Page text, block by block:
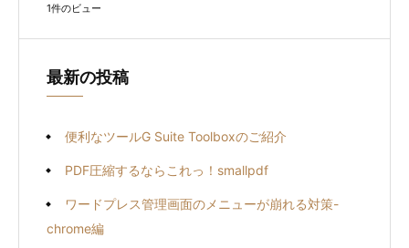
1件のビュー
最新の投稿
便利なツールG Suite Toolboxのご紹介
PDF圧縮するならこれっ！smallpdf
ワードプレス管理画面のメニューが崩れる対策-
chrome編